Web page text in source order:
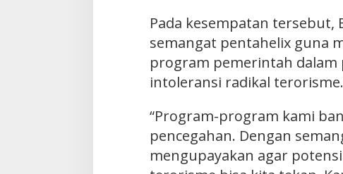
Pada kesempatan tersebut,
semangat pentahelix guna
program pemerintah dalam
intoleransi radikal terorisme.
“Program-program kami
pencegahan. Dengan
mengupayakan agar